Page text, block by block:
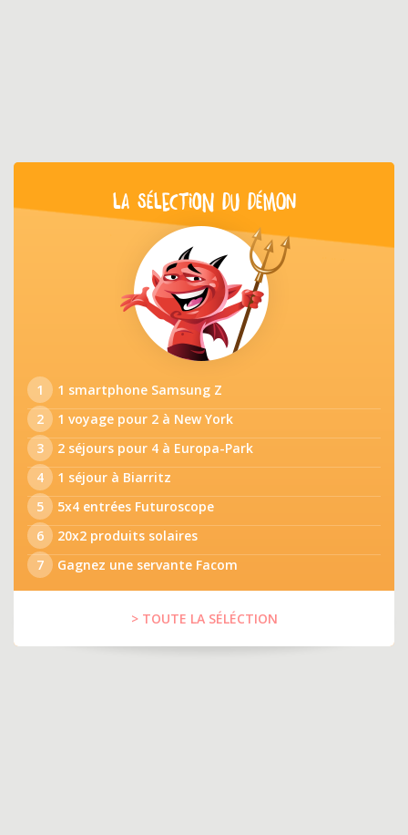
LA SÉLECTION DU DÉMON
1
1 smartphone Samsung Z
2
1 voyage pour 2 à New York
3
2 séjours pour 4 à Europa-Park
4
1 séjour à Biarritz
5
5x4 entrées Futuroscope
6
20x2 produits solaires
7
Gagnez une servante Facom
> TOUTE LA SÉLÉCTION